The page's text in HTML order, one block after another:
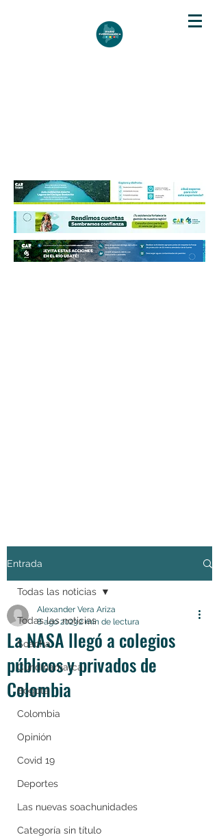
Entrada
Todas las noticias
Soacha
Cundinamarca
Bogotá
Colombia
Opinión
Covid 19
Deportes
Las nuevas soachunidades
Categoría sin título
Todas las noticias
La NASA llegó a colegios
públicos y privados de
Colombia
Alexander Vera Ariza
8 ago 20232 min de lectura